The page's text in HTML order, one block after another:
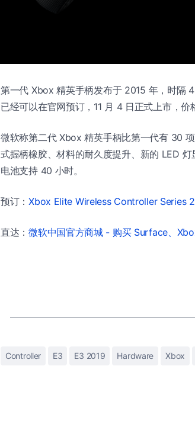
第一代 Xbox 精英手柄发布于 2015 年，时隔
已经可以在官网预订，11 月 4 日正式上市，价
微软称第二代 Xbox 精英手柄比第一代有 30
式握柄橡胶、材料的耐久度提升、新的 LED
电池支持 40 小时。
预订：Xbox Elite Wireless Controller Series 2
直达：微软中国官方商城 - 购买 Surface、
Controller E3 E3 2019 Hardware Xbox